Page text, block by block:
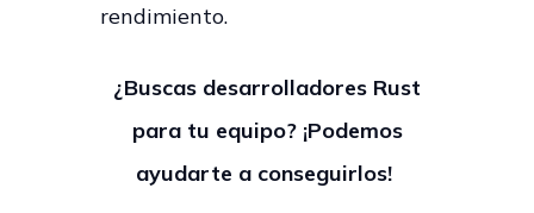
rendimiento.
¿Buscas desarrolladores Rust
para tu equipo? ¡Podemos
ayudarte a conseguirlos!